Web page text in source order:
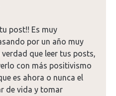
post!! Es muy
por un año muy
que leer tus posts,
con más positivismo
es ahora o nunca el
de vida y tomar